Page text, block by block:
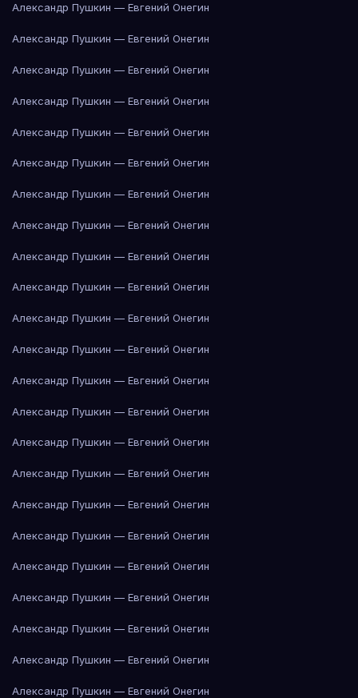
Александр Пушкин — Евгений Онегин
Александр Пушкин — Евгений Онегин
Александр Пушкин — Евгений Онегин
Александр Пушкин — Евгений Онегин
Александр Пушкин — Евгений Онегин
Александр Пушкин — Евгений Онегин
Александр Пушкин — Евгений Онегин
Александр Пушкин — Евгений Онегин
Александр Пушкин — Евгений Онегин
Александр Пушкин — Евгений Онегин
Александр Пушкин — Евгений Онегин
Александр Пушкин — Евгений Онегин
Александр Пушкин — Евгений Онегин
Александр Пушкин — Евгений Онегин
Александр Пушкин — Евгений Онегин
Александр Пушкин — Евгений Онегин
Александр Пушкин — Евгений Онегин
Александр Пушкин — Евгений Онегин
Александр Пушкин — Евгений Онегин
Александр Пушкин — Евгений Онегин
Александр Пушкин — Евгений Онегин
Александр Пушкин — Евгений Онегин
Александр Пушкин — Евгений Онегин